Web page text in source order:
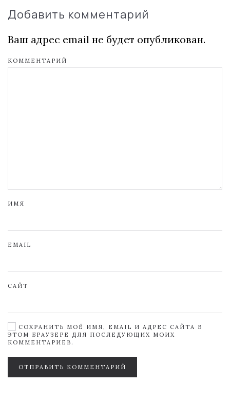
Добавить комментарий
Ваш адрес email не будет опубликован.
КОММЕНТАРИЙ
ИМЯ
EMAIL
САЙТ
СОХРАНИТЬ МОЁ ИМЯ, EMAIL И АДРЕС САЙТА В
ЭТОМ БРАУЗЕРЕ ДЛЯ ПОСЛЕДУЮЩИХ МОИХ
КОММЕНТАРИЕВ.
ОТПРАВИТЬ КОММЕНТАРИЙ